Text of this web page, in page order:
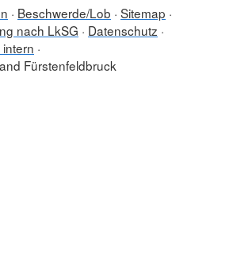
Beschwerde/Lob Sitemap
nach LkSG
Datenschutz
intern
Fürstenfeldbruck